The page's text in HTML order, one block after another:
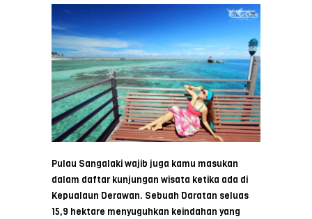
Pulau Sangalaki wajib juga kamu masukan
dalam daftar kunjungan wisata ketika ada di
Kepualaun Derawan. Sebuah Daratan seluas
15,9 hektare menyuguhkan keindahan yang